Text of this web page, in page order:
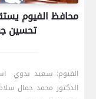
محافظ الفيوم
تحسين
الفيوم: سـعيد بدوي
الدكتور محمد جمال
رياضة